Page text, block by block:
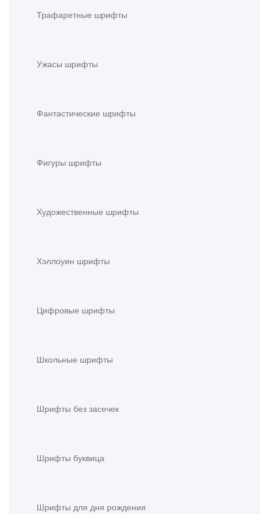
Трафаретные шрифты
Ужасы шрифты
Фантастические шрифты
Фигуры шрифты
Художественные шрифты
Хэллоуин шрифты
Цифровые шрифты
Школьные шрифты
Шрифты без засечек
Шрифты буквица
Шрифты для дня рождения